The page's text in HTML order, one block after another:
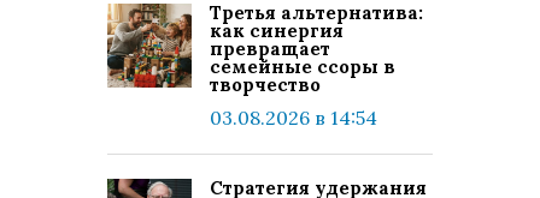
Третья альтернатива:
как синергия
превращает
семейные ссоры в
творчество
03.08.2026 в 14:54
Стратегия удержания